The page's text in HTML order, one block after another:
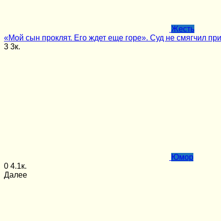
Жесть
«Мой сын проклят. Его ждет еще горе». Суд не смягчил
3 3к.
Юмор
0 4.1к.
Далее